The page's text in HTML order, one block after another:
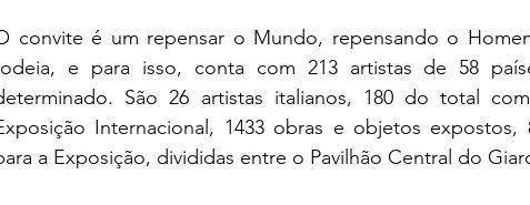
convite é um repensar o Mundo, repensando o
e para isso, conta com 213 artistas de 58
São 26 artistas italianos, 180 do total
Internacional, 1433 obras e objetos expostos,
a Exposição, divididas entre o Pavilhão Central do